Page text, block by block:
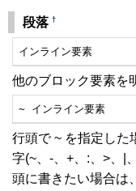
段落 †
インライン要素
他のブロック要素を
~ インライン要素
行頭で ~ を指定した
字(~、-、+、:、>、|
頭に書きたい場合は